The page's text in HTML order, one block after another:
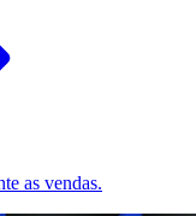
as vendas.